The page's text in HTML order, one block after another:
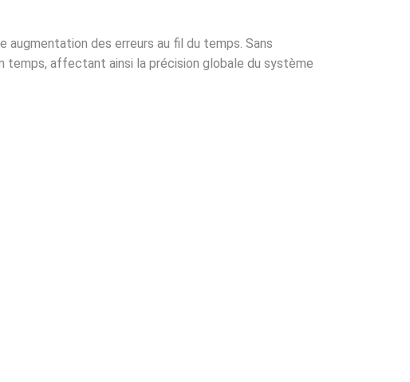
augmentation des erreurs au fil du temps. Sans
temps, affectant ainsi la précision globale du système